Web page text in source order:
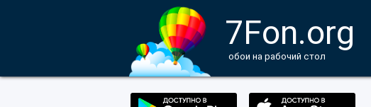
7Fon.org
обои на рабочий стол